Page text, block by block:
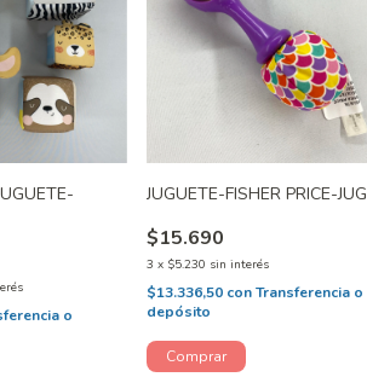
o
JUGUETE-FISHER PRICE-JUG
$15.690
3 x $5.230 sin interés
$13.336,50 con Transferencia o
depósito